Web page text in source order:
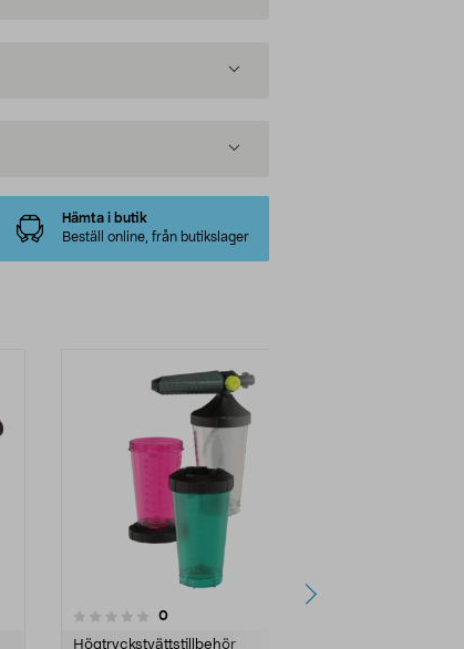
Hämta i butik
Beställ online, från butikslager
0recensioner
Högtryckstvättstillbehör